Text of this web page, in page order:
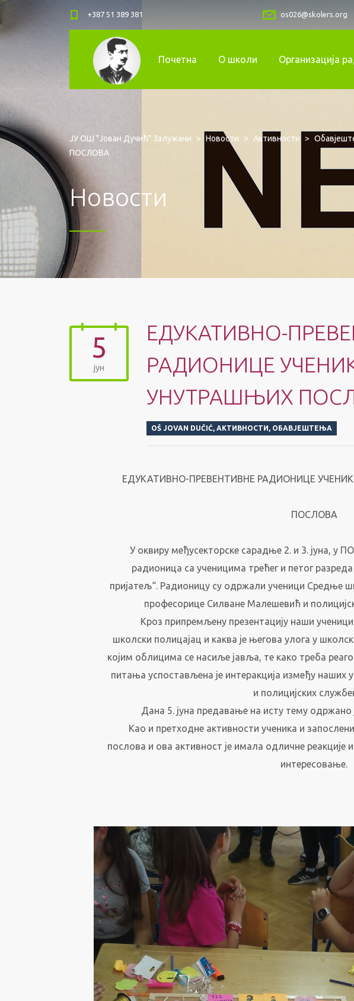
+387 51 389 381 os026@skolers.org
Почетна О школи Организација
ЈУ ОШ "Јован Дучић" Залужани > Новости > Активности >
ПОСЛОВА
Новости
5
јун
ЕДУКАТИВНО-
РАДИОНИЦЕ
УНУТРАШЊИХ
OŠ JOVAN DUČIĆ, АКТИВНОСТИ, ОБАВЈЕШТЕЊА
ЕДУКАТИВНО-ПРЕВЕНТИВНЕ РАДИОНИЦЕ
ПОСЛОВА
У оквиру међусекторске сарадње 2. и 3. јуна, у
радионица са ученицима трећег и петог
пријатељ“. Радионицу су одржали ученици Средње
професорице Силване Малешевић и
Кроз припремљену презентацију наши
школски полицајац и каква је његова улога у
којим облицима се насиље јавља, те како треба
питања успостављена је интеракција између наших
и полицијских
Дана 5. јуна предавање на исту тему одржано
Као и претходне активности ученика и
послова и ова активност је имала одличне реакције
интересовање.